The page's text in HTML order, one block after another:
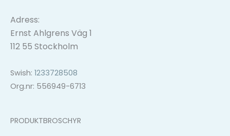
Adress:
Ernst Ahlgrens Väg 1
112 55 Stockholm
Swish: 1233728508
Org.nr: 556949-6713
PRODUKTBROSCHYR